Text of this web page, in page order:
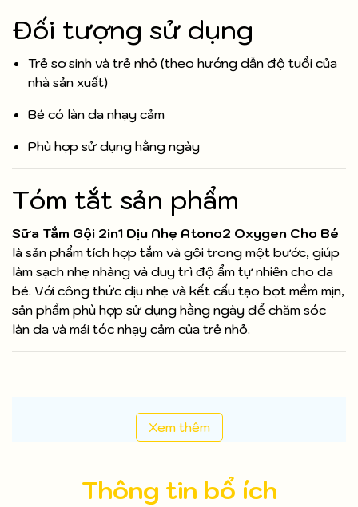
Đối tượng sử dụng
Trẻ sơ sinh và trẻ nhỏ (theo hướng dẫn độ tuổi của
nhà sản xuất)
Bé có làn da nhạy cảm
Phù hợp sử dụng hằng ngày
Tóm tắt sản phẩm
Sữa Tắm Gội 2in1 Dịu Nhẹ Atono2 Oxygen Cho Bé
là sản phẩm tích hợp tắm và gội trong một bước, giúp
làm sạch nhẹ nhàng và duy trì độ ẩm tự nhiên cho da
bé. Với công thức dịu nhẹ và kết cấu tạo bọt mềm mịn,
sản phẩm phù hợp sử dụng hằng ngày để chăm sóc
làn da và mái tóc nhạy cảm của trẻ nhỏ.
Xem thêm
Thông tin bổ ích